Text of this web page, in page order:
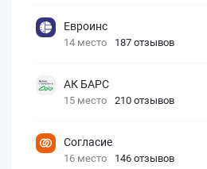
Евроинс
14 место 187 отзывов
АК БАРС
15 место 210 отзывов
Согласие
16 место 146 отзывов